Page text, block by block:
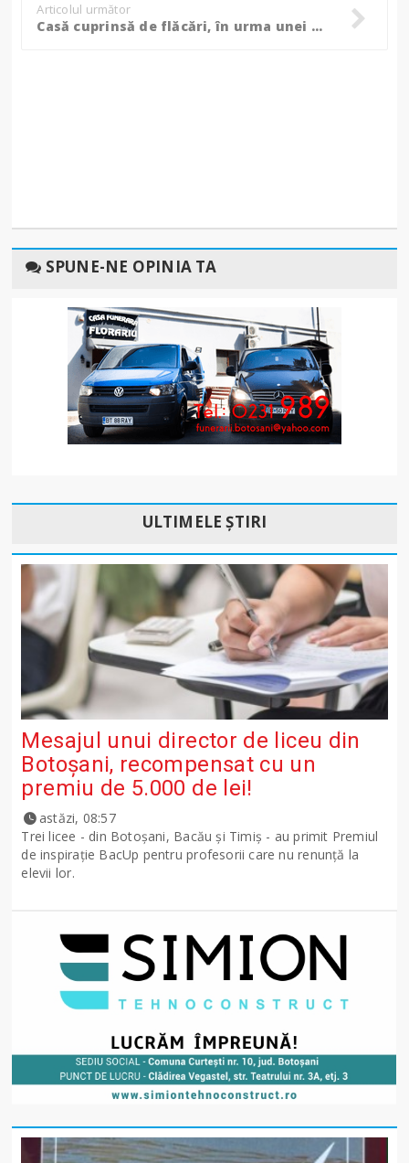
Articolul următor
Casă cuprinsă de flăcări, în urma unei explozii în bucătărie
SPUNE-NE OPINIA TA
ULTIMELE ȘTIRI
Mesajul unui director de liceu din
Botoșani, recompensat cu un
premiu de 5.000 de lei!
astăzi, 08:57
Trei licee - din Botoșani, Bacău și Timiș - au primit Premiul
de inspirație BacUp pentru profesorii care nu renunță la
elevii lor.